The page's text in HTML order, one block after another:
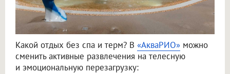
Какой отдых без спа и терм? В «АкваРИО» можно
сменить активные развлечения на телесную
и эмоциональную перезагрузку: